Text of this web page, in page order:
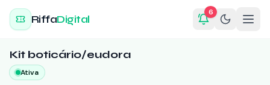
RiffaDigital
6
Kit boticário/eudora
Ativa